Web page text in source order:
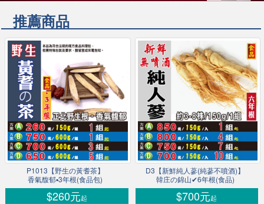
推薦商品
P1013【野生の黃耆茶】
香氣馥郁▪3年根(食品包)
$260元起
D3【新鮮純人蔘(純蔘不噴酒)】
韓庄の錦山✔6年根(食品)
$700元起